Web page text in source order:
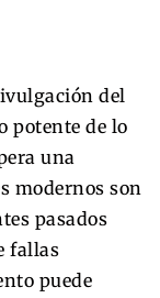
del
potente de lo
una
modernos son
pasados
fallas
puede